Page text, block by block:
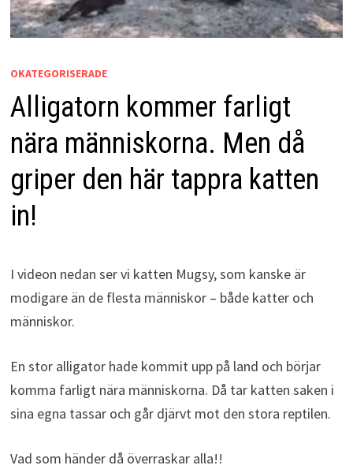
OKATEGORISERADE
Alligatorn kommer farligt
nära människorna. Men då
griper den här tappra katten
in!
I videon nedan ser vi katten Mugsy, som kanske är
modigare än de flesta människor – både katter och
människor.
En stor alligator hade kommit upp på land och börjar
komma farligt nära människorna. Då tar katten saken i
sina egna tassar och går djärvt mot den stora reptilen.
Vad som händer då överraskar alla!!